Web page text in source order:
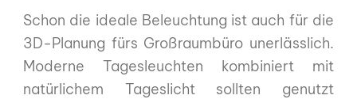
Schon die ideale Beleuchtung ist auch für die
3D-Planung fürs Großraumbüro unerlässlich.
Moderne Tagesleuchten kombiniert mit
natürlichem Tageslicht sollten genutzt